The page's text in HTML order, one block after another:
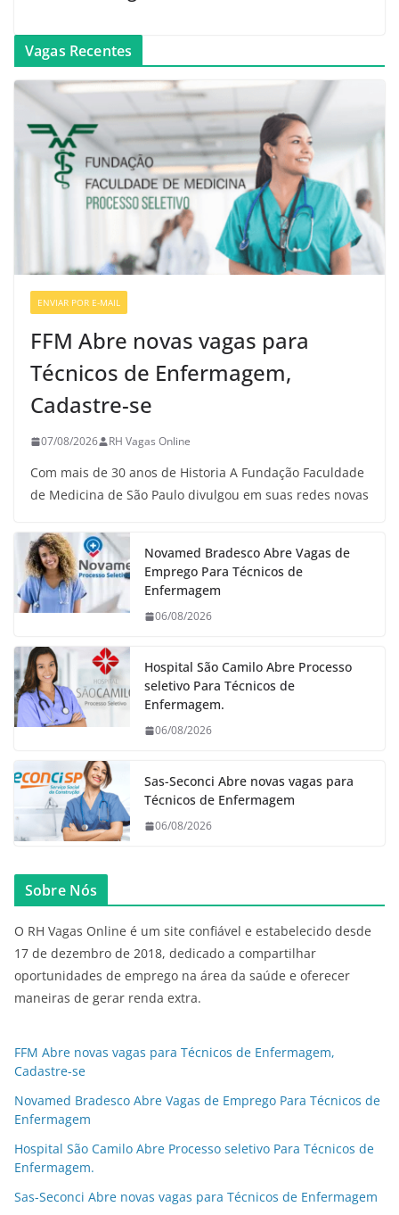
Vagas Recentes
ENVIAR POR E-MAIL
FFM Abre novas vagas para
Técnicos de Enfermagem,
Cadastre-se
07/08/2026 RH Vagas Online
Com mais de 30 anos de Historia A Fundação Faculdade
de Medicina de São Paulo divulgou em suas redes novas
Novamed Bradesco Abre Vagas de
Emprego Para Técnicos de
Enfermagem
06/08/2026
Hospital São Camilo Abre Processo
seletivo Para Técnicos de
Enfermagem.
06/08/2026
Sas-Seconci Abre novas vagas para
Técnicos de Enfermagem
06/08/2026
Sobre Nós
O RH Vagas Online é um site confiável e estabelecido desde
17 de dezembro de 2018, dedicado a compartilhar
oportunidades de emprego na área da saúde e oferecer
maneiras de gerar renda extra.
FFM Abre novas vagas para Técnicos de Enfermagem,
Cadastre-se
Novamed Bradesco Abre Vagas de Emprego Para Técnicos de
Enfermagem
Hospital São Camilo Abre Processo seletivo Para Técnicos de
Enfermagem.
Sas-Seconci Abre novas vagas para Técnicos de Enfermagem